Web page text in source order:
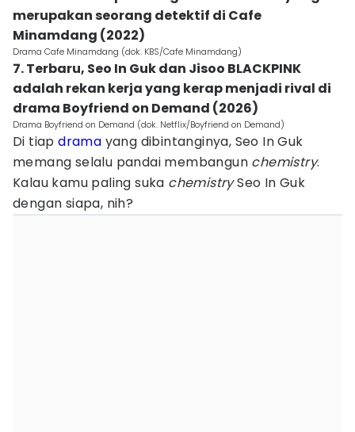
merupakan seorang detektif di Cafe
Minamdang (2022)
Drama Cafe Minamdang (dok. KBS/Cafe Minamdang)
7. Terbaru, Seo In Guk dan Jisoo BLACKPINK
adalah rekan kerja yang kerap menjadi rival di
drama Boyfriend on Demand (2026)
Drama Boyfriend on Demand (dok. Netflix/Boyfriend on Demand)
Di tiapdrama yang dibintanginya, Seo In Guk
memang selalu pandai membangun chemistry.
Kalau kamu paling suka chemistrySeo In Guk
dengan siapa, nih?